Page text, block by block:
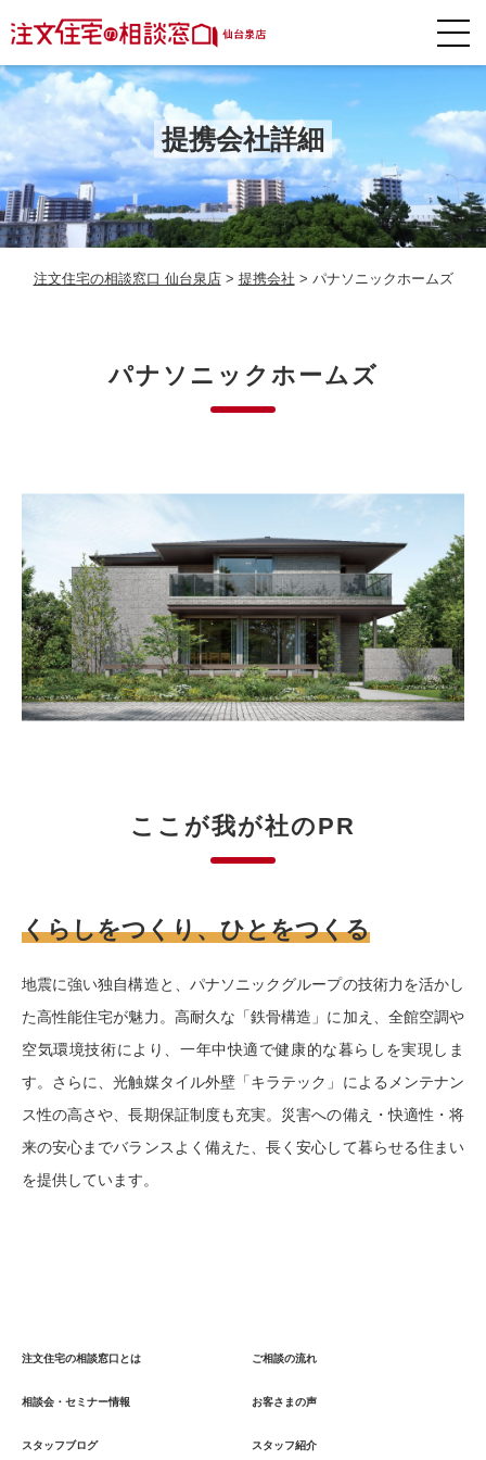
提携会社詳細
注文住宅の相談窓口 仙台泉店> 提携会社 > パナソニックホームズ
パナソニックホームズ
ここが我が社のPR
くらしをつくり、ひとをつくる
地震に強い独自構造と、パナソニックグループの技術力を活かし
た高性能住宅が魅力。高耐久な「鉄骨構造」に加え、全館空調や
空気環境技術により、一年中快適で健康的な暮らしを実現しま
す。さらに、光触媒タイル外壁「キラテック」によるメンテナン
ス性の高さや、長期保証制度も充実。災害への備え・快適性・将
来の安心までバランスよく備えた、長く安心して暮らせる住まい
を提供しています。
注文住宅の相談窓口とは ご相談の流れ
相談会・セミナー情報 お客さまの声
スタッフブログ スタッフ紹介